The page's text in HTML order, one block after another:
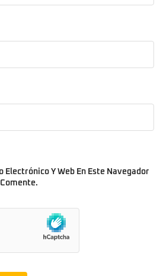
Electrónico Y Web En Este Navegador